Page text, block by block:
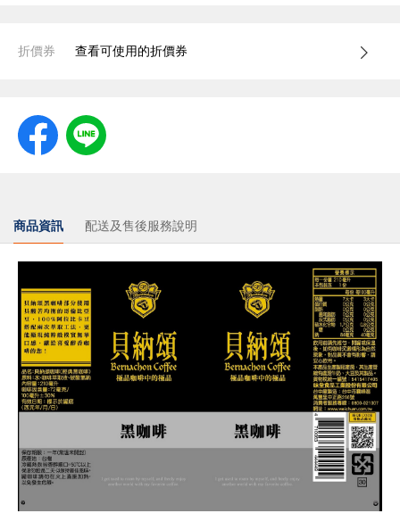
折價券 查看可使用的折價券
商品資訊 配送及售後服務說明